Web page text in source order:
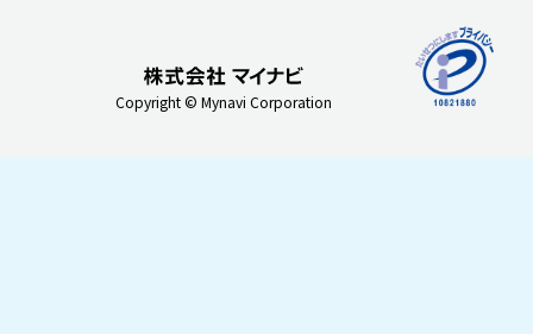
Copyright © Mynavi Corporation